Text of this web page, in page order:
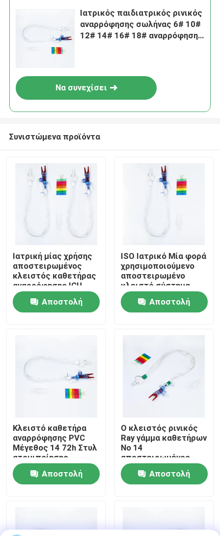
Αρχική Σελίδα
Προϊόντα
Εμφάνιση VR
Γύρος εργοστασίων
επαφή
Ζητήστε ένα απόσπασμα
Λαρυγγικός εναέριος διάδρομος μασκών
Ιατρικός παιδιατρικός ρινικός
αναρρόφησης σωλήνας 6# 10#
12# 14# 16# 18# αναρρόφησης
Να συνεχίσει
Συνιστώμενα προϊόντα
Ιατρική μίας χρήσης
αποστειρωμένος
κλειστός καθετήρας
αναρρόφησης ICU
Αποστολή
ISO Ιατρικό Μία φορά
χρησιμοποιούμενο
αποστειρωμένο
κλειστό σύστημα
αναρρόφησης
Ενήλικες 24 ώρες
Αποστολή
Κλειστό καθετήρα
αναρρόφησης PVC
Μέγεθος 14 72h Στυλ
ατομιποίησης
Αποστολή
Ο κλειστός ρινικός
Ray γάμμα καθετήρων
Νο 14
αποστειρωμένος
κάννουλα EO
αναρρόφησης
Αποστολή